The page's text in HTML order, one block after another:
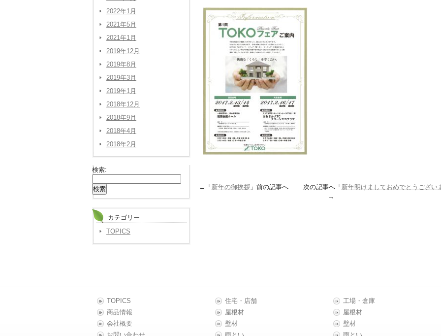
←「 新年の御挨拶」前の記事へ 次の記事へ「 新年明けましておめでとうござい
→
2022年1月
2021年5月
2021年1月
2019年12月
2019年8月
2019年3月
2019年1月
2018年12月
2018年9月
2018年4月
2018年2月
検索:
カテゴリー
TOPICS
TOPICS
商品情報
会社概要
住宅・店舗
屋根材
壁材
工場・倉庫
屋根材
壁材